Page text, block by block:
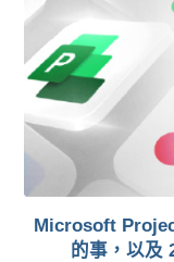
Microsoft
的事，以及